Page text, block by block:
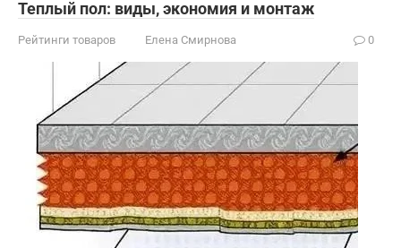
Теплый пол: виды, экономия и монтаж
Рейтинги товаров Елена Смирнова 0